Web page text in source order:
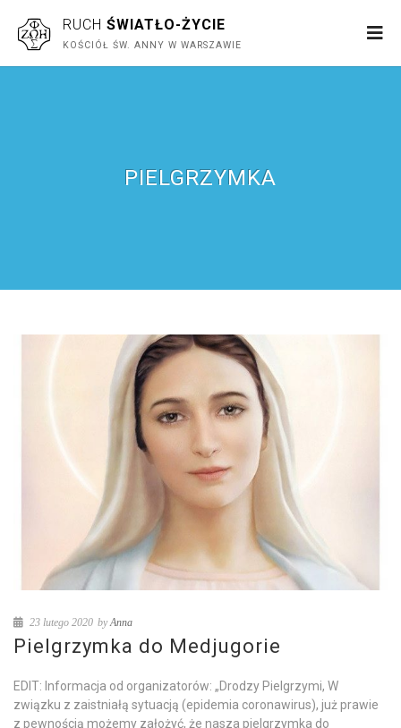
RUCH ŚWIATŁO-ŻYCIE
KOŚCIÓŁ ŚW. ANNY W WARSZAWIE
PIELGRZYMKA
23 lutego 2020 byAnna
Pielgrzymka do Medjugorie
EDIT: Informacja od organizatorów: „Drodzy Pielgrzymi, W
związku z zaistniałą sytuacją (epidemia coronawirus), już prawie
z pewnością możemy założyć, że nasza pielgrzymka do